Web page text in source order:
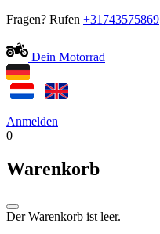
Fragen? Rufen +31743575869
Dein Motorrad
Anmelden
0
Warenkorb
Der Warenkorb ist leer.